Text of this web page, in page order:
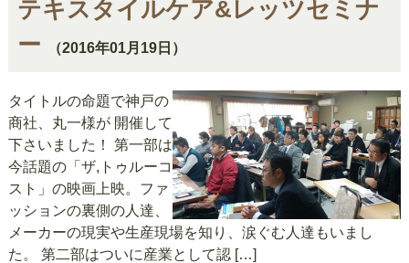
テキスタイルケア&レッツセミナ
ー
（2016年01月19日）
タイトルの命題で神戸の
商社、丸一様が 開催して
下さいました！ 第一部は
今話題の「ザ,トゥルーコ
スト」の映画上映。ファ
ッションの裏側の人達、
メーカーの現実や生産現場を知り、涙ぐむ人達もいまし
た。 第二部はついに産業として認 […]